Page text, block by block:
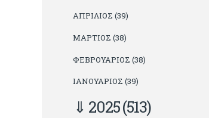
ΑΠΡΊΛΙΟΣ (39)
ΜΆΡΤΙΟΣ (38)
ΦΕΒΡΟΥΆΡΙΟΣ (38)
ΙΑΝΟΥΆΡΙΟΣ (39)
2025(513)